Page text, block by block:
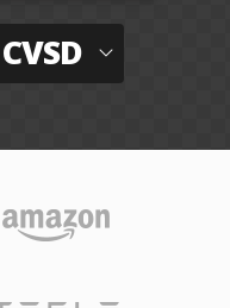
CVSD